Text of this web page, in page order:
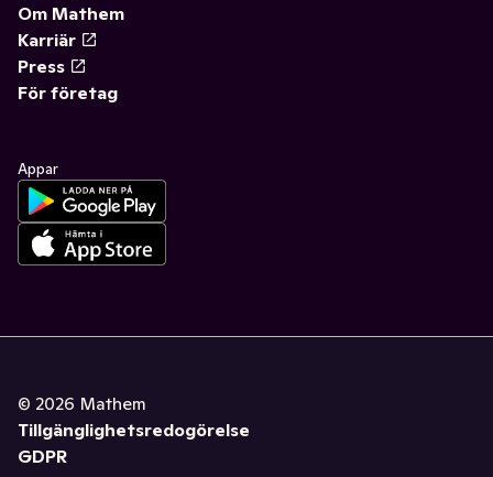
Om Mathem
Karriär
Press
För företag
Appar
© 2026 Mathem
Tillgänglighetsredogörelse
GDPR